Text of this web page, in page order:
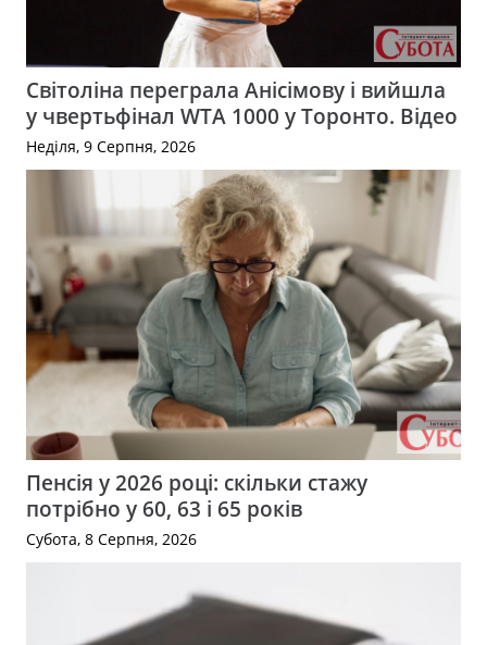
Світоліна переграла Анісімову і вийшла
у чвертьфінал WTA 1000 у Торонто. Відео
Неділя, 9 Серпня, 2026
Пенсія у 2026 році: скільки стажу
потрібно у 60, 63 і 65 років
Субота, 8 Серпня, 2026